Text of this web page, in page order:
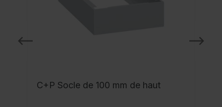
C+P Socle de 100 mm de haut